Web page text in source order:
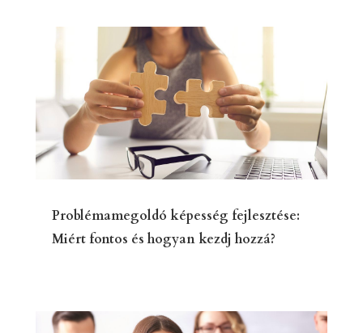
Problémamegoldó képesség fejlesztése:
Miért fontos és hogyan kezdj hozzá?